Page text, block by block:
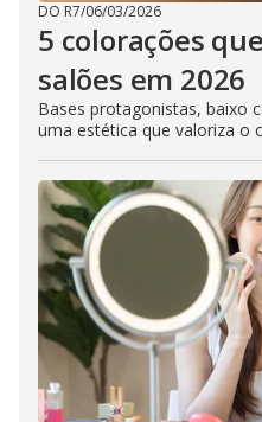
DO R7/06/03/2026
5 colorações
salões em 2026
Bases protagonistas, baixo
uma estética que valoriza o